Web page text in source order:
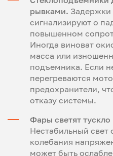
рывками. Задержки
сигнализируют о
повышенном
Иногда виноват
масса или
подъемника. Если
перегреваются
предохранители,
отказу системы.
Фары светят тускло
Нестабильный свет
колебания
может быть